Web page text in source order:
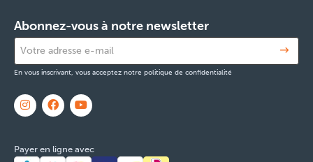
Abonnez-vous à notre newsletter
En vous inscrivant, vous acceptez notre politique de confidentialité
Payer en ligne avec